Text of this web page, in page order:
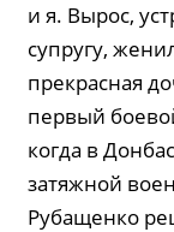
и я. Вырос,
супругу,
прекрасная
первый
когда в
затяжной
Рубащенко